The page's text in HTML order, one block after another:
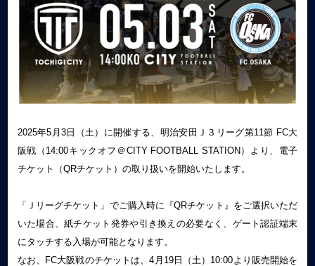
2025年5月3日（土）に開催する、明治安田Ｊ３リーグ第11節 FC大
阪戦（14:00キックオフ＠CITY FOOTBALL STATION）より、電子
チケット（QRチケット）の取り扱いを開始いたします。
「Ｊリーグチケット」でご購入時に『QRチケット』をご選択いただ
いた場合、紙チケット発券や引き換えの必要なく、ゲート認証端末
にタッチする入場が可能となります。
なお、FC大阪戦のチケットは、4月19日（土）10:00より販売開始を